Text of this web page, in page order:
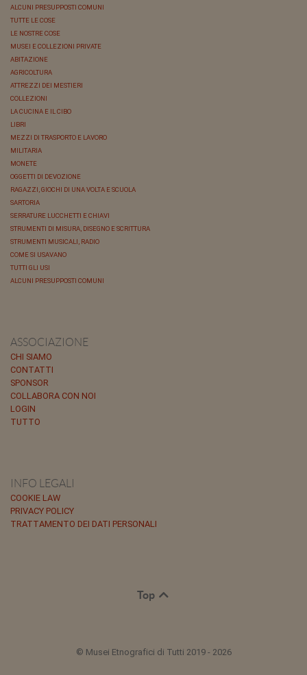
ALCUNI PRESUPPOSTI COMUNI
TUTTE LE COSE
LE NOSTRE COSE
MUSEI E COLLEZIONI PRIVATE
ABITAZIONE
AGRICOLTURA
ATTREZZI DEI MESTIERI
COLLEZIONI
LA CUCINA E IL CIBO
LIBRI
MEZZI DI TRASPORTO E LAVORO
MILITARIA
MONETE
OGGETTI DI DEVOZIONE
RAGAZZI, GIOCHI DI UNA VOLTA E SCUOLA
SARTORIA
SERRATURE LUCCHETTI E CHIAVI
STRUMENTI DI MISURA, DISEGNO E SCRITTURA
STRUMENTI MUSICALI, RADIO
COME SI USAVANO
TUTTI GLI USI
ALCUNI PRESUPPOSTI COMUNI
ASSOCIAZIONE
CHI SIAMO
CONTATTI
SPONSOR
COLLABORA CON NOI
LOGIN
TUTTO
INFO LEGALI
COOKIE LAW
PRIVACY POLICY
TRATTAMENTO DEI DATI PERSONALI
Top
© Musei Etnografici di Tutti 2019 - 2026